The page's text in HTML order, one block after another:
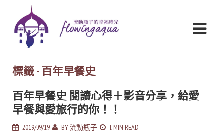
標籤 - 百年早餐史
百年早餐史 閱讀心得＋影音分享，給愛
早餐與愛旅行的你！！
2019/09/19 BY流動瓶子 1 MIN READ